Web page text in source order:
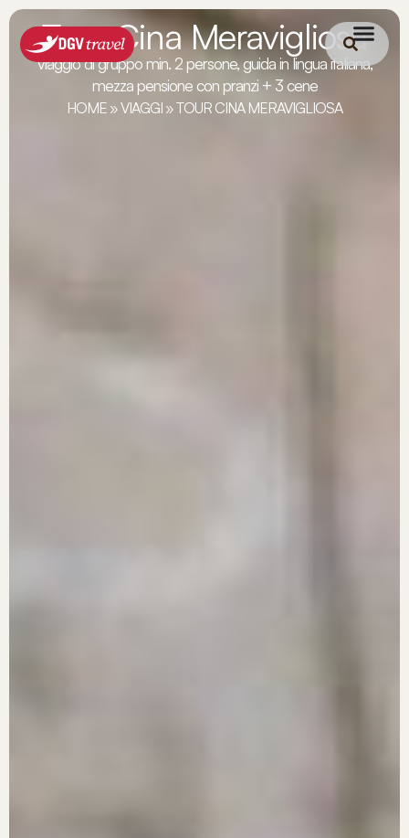
Tour Cina Meravigliosa
viaggio di gruppo min. 2 persone, guida in lingua italiana,
mezza pensione con pranzi + 3 cene
HOME »VIAGGI »TOUR CINA MERAVIGLIOSA